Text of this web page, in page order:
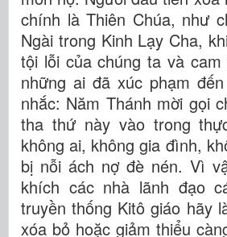
chính là Thiên Chúa, như
Ngài trong Kinh Lạy Cha,
tội lỗi của chúng ta và
những ai đã xúc phạm
nhắc: Năm Thánh mời gọi
tha thứ này vào trong
không ai, không gia đình,
bị nỗi ách nợ đè nén. Vì
khích các nhà lãnh đạo
truyền thống Kitô giáo hãy
xóa bỏ hoặc giảm thiểu